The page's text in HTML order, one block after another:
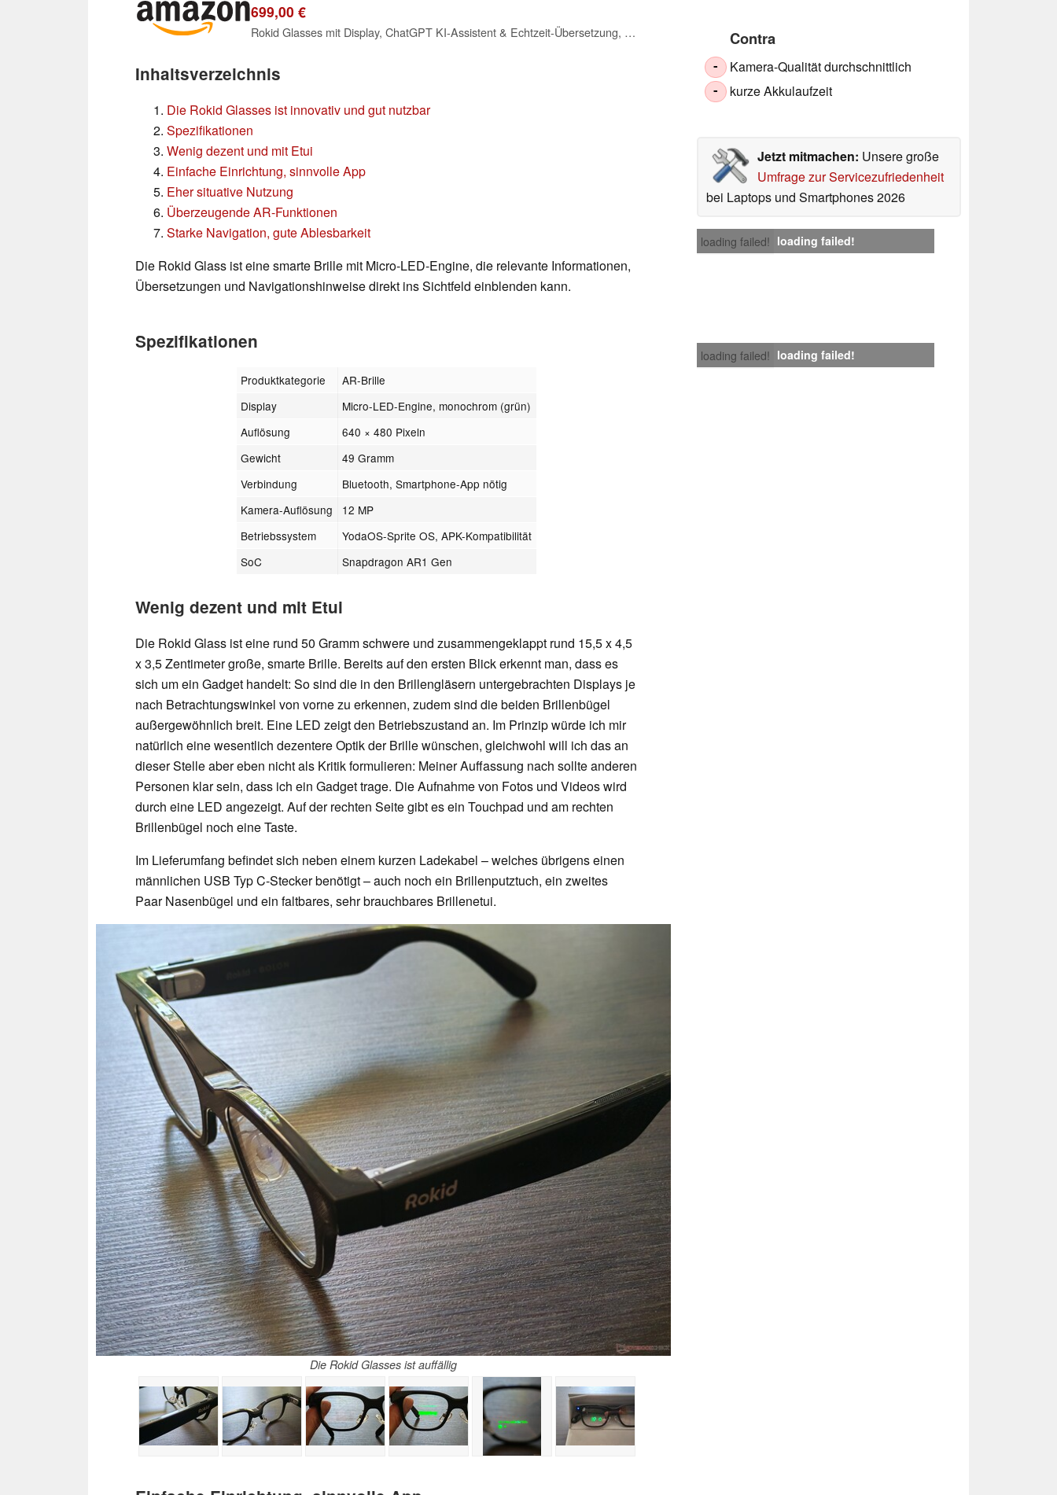
Contra
- Kamera-Qualität durchschnittlich
- kurze Akkulaufzeit
Jetzt mitmachen: Unsere große
Umfrage zur Servicezufriedenheit
bei Laptops und Smartphones 2026
loading failed! loading failed!
699,00 €
Rokid Glasses mit Display, ChatGPT KI-Assistent & Echtzeit-Übersetzung, 49g
Inhaltsverzeichnis
Die Rokid Glasses ist innovativ und gut nutzbar
Spezifikationen
Wenig dezent und mit Etui
Einfache Einrichtung, sinnvolle App
Eher situative Nutzung
Überzeugende AR-Funktionen
Starke Navigation, gute Ablesbarkeit
loading failed! loading failed!
Die Rokid Glass ist eine smarte Brille mit Micro-LED-Engine, die relevante Informationen,
Übersetzungen und Navigationshinweise direkt ins Sichtfeld einblenden kann.
Spezifikationen
Produktkategorie
AR-Brille
Display
Micro-LED-Engine, monochrom (grün)
Auflösung
640 × 480 Pixeln
Gewicht
49 Gramm
Verbindung
Bluetooth, Smartphone-App nötig
Kamera-Auflösung
12 MP
Betriebssystem
YodaOS-Sprite OS, APK-Kompatibilität
SoC
Snapdragon AR1 Gen
Wenig dezent und mit Etui
Die Rokid Glass ist eine rund 50 Gramm schwere und zusammengeklappt rund 15,5 x 4,5
x 3,5 Zentimeter große, smarte Brille. Bereits auf den ersten Blick erkennt man, dass es
sich um ein Gadget handelt: So sind die in den Brillengläsern untergebrachten Displays je
nach Betrachtungswinkel von vorne zu erkennen, zudem sind die beiden Brillenbügel
außergewöhnlich breit. Eine LED zeigt den Betriebszustand an. Im Prinzip würde ich mir
natürlich eine wesentlich dezentere Optik der Brille wünschen, gleichwohl will ich das an
dieser Stelle aber eben nicht als Kritik formulieren: Meiner Auffassung nach sollte anderen
Personen klar sein, dass ich ein Gadget trage. Die Aufnahme von Fotos und Videos wird
durch eine LED angezeigt. Auf der rechten Seite gibt es ein Touchpad und am rechten
Brillenbügel noch eine Taste.
Im Lieferumfang befindet sich neben einem kurzen Ladekabel – welches übrigens einen
männlichen USB Typ C-Stecker benötigt – auch noch ein Brillenputztuch, ein zweites
Paar Nasenbügel und ein faltbares, sehr brauchbares Brillenetui.
Die Rokid Glasses ist auffällig